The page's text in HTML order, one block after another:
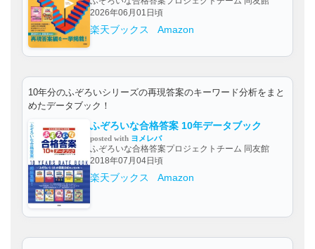
2026年06月01日頃
楽天ブックス Amazon
10年分のふぞろいシリーズの再現答案のキーワード分析をまと
めたデータブック！
ふぞろいな合格答案 10年データブック
posted with ヨメレバ
ふぞろいな合格答案プロジェクトチーム 同友館
2018年07月04日頃
楽天ブックス Amazon